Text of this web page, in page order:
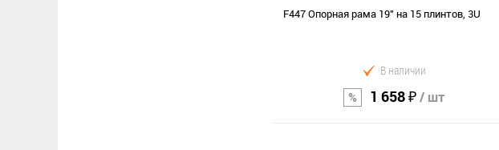
F447 Опорная рама 19" на 15 плинтов, 3U
В наличии
1 658 ₽/ шт